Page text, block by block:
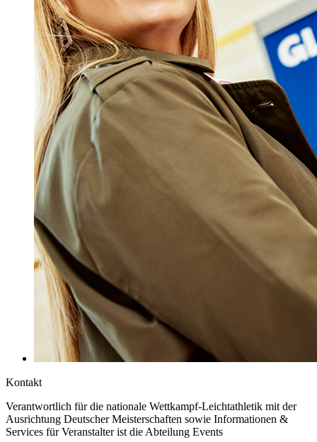
Kontakt
Verantwortlich für die nationale Wettkampf-Leichtathletik mit der
Ausrichtung Deutscher Meisterschaften sowie Informationen &
Services für Veranstalter ist die Abteilung Events